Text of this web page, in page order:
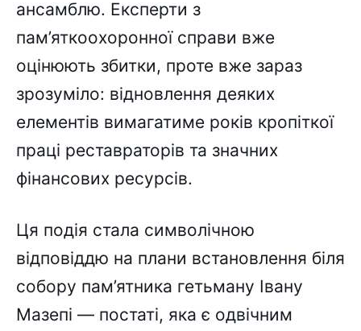
ансамблю. Експерти з
пам’яткоохоронної справи вже
оцінюють збитки, проте вже зараз
зрозуміло: відновлення деяких
елементів вимагатиме років кропіткої
праці реставраторів та значних
фінансових ресурсів.
Ця подія стала символічною
відповіддю на плани встановлення біля
собору пам’ятника гетьману Івану
Мазепі — постаті, яка є одвічним